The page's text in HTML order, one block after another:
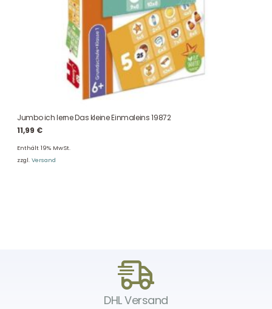
Jumbo ich lerne Das kleine Einmaleins 19872
11,99 €
Enthält 19% MwSt.
zzgl. Versand
DHL Versand